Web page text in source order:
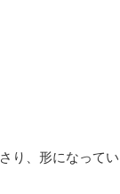
り、形になってい